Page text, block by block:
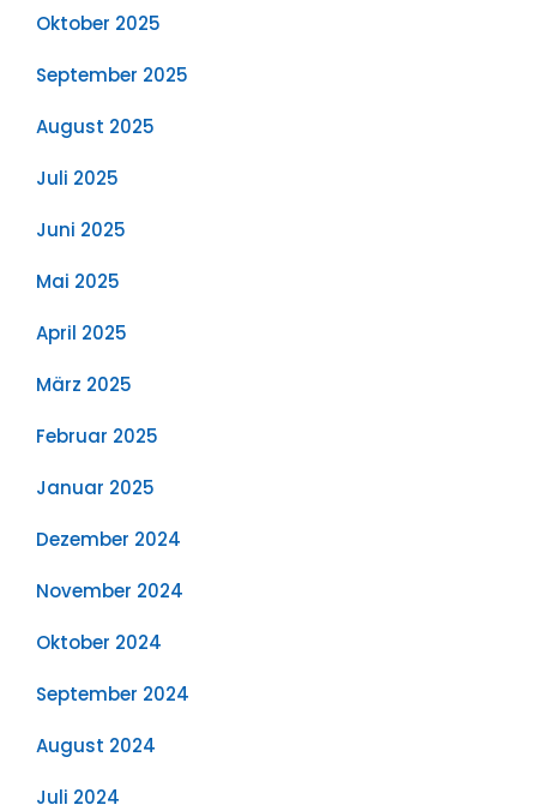
Oktober 2025
September 2025
August 2025
Juli 2025
Juni 2025
Mai 2025
April 2025
März 2025
Februar 2025
Januar 2025
Dezember 2024
November 2024
Oktober 2024
September 2024
August 2024
Juli 2024